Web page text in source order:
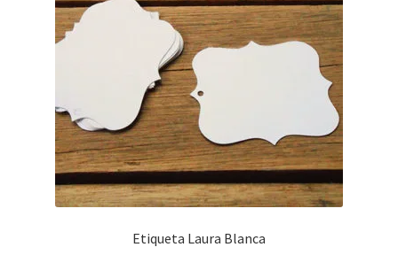
Etiqueta Laura Blanca